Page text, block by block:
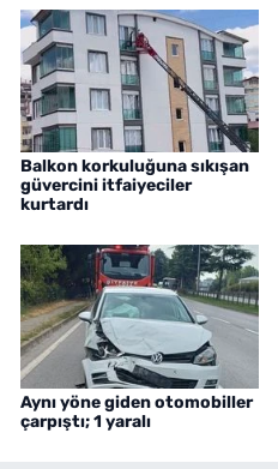
Balkon korkuluğuna sıkışan
güvercini itfaiyeciler
kurtardı
Aynı yöne giden otomobiller
çarpıştı; 1 yaralı